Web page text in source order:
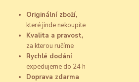
Originální zboží,
které jinde nekoupíte
Kvalita a pravost,
za kterou ručíme
Rychlé dodání
expedujeme do 24 h
Doprava zdarma